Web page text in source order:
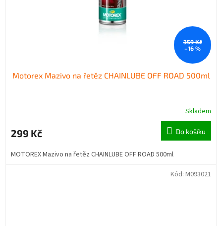
359 Kč
–16 %
Motorex Mazivo na řetěz CHAINLUBE OFF ROAD 500ml
Skladem
299 Kč Do košíku
MOTOREX Mazivo na řetěz CHAINLUBE OFF ROAD 500ml
Kód: M093021